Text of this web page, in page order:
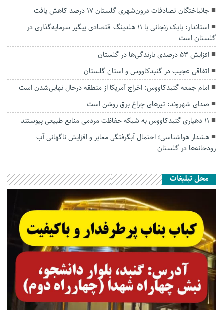
جانباختگان تصادفات درون‌شهری گلستان ۱۷ درصد کاهش یافت
استاندار: بابک زنجانی با ۱۱ هلدینگ اقتصادی پیگیر سرمایه‌گذاری در
گلستان است
افزایش ۵۳ درصدی بارندگی‌ها در گلستان
اتفاقی عجیب در‌ گنبدکاووس و استان گلستان
امام جمعه گنبدکاووس: اخراج آمریکا از منطقه درحال نهایی‌شدن است
صدای شهروند: تیرهای چراغ برق روشن است
۱۱ دهیاری گنبدکاووس به شبکه حفاظت مردمی منابع طبیعی پیوستند
هشدار هواشناسی؛ احتمال آبگرفتگی معابر و افزایش ناگهانی آب
رودخانه‌ها در گلستان
محل تبلیغات